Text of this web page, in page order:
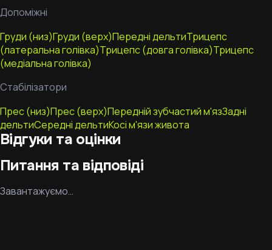
Допоміжні
Груди (низ)Груди (верх)Передні дельтиТрицепс
(латеральна голівка)Трицепс (довга голівка)Трицепс
(медіальна голівка)
Стабілізатори
Прес (низ)Прес (верх)Передній зубчастий м'язЗадні
дельтиСередні дельтиКосі м'язи живота
Відгуки та оцінки
Питання та відповіді
Завантажуємо…